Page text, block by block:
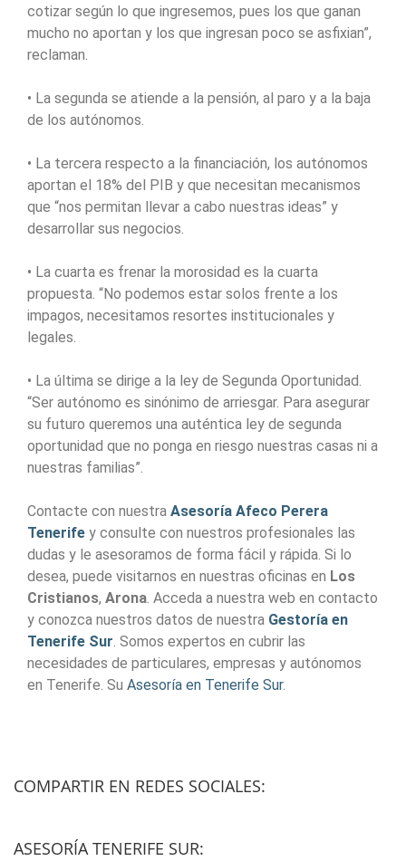
cotizar según lo que ingresemos, pues los que ganan
mucho no aportan y los que ingresan poco se asfixian”,
reclaman.
• La segunda se atiende a la pensión, al paro y a la baja
de los autónomos.
• La tercera respecto a la financiación, los autónomos
aportan el 18% del PIB y que necesitan mecanismos
que “nos permitan llevar a cabo nuestras ideas” y
desarrollar sus negocios.
• La cuarta es frenar la morosidad es la cuarta
propuesta. “No podemos estar solos frente a los
impagos, necesitamos resortes institucionales y
legales.
• La última se dirige a la ley de Segunda Oportunidad.
“Ser autónomo es sinónimo de arriesgar. Para asegurar
su futuro queremos una auténtica ley de segunda
oportunidad que no ponga en riesgo nuestras casas ni a
nuestras familias”.
Contacte con nuestra Asesoría Afeco Perera
Tenerife y consulte con nuestros profesionales las
dudas y le asesoramos de forma fácil y rápida. Si lo
desea, puede visitarnos en nuestras oficinas en Los
Cristianos, Arona. Acceda a nuestra web en contacto
y conozca nuestros datos de nuestra Gestoría en
Tenerife Sur. Somos expertos en cubrir las
necesidades de particulares, empresas y autónomos
en Tenerife. Su Asesoría en Tenerife Sur.
COMPARTIR EN REDES SOCIALES:
ASESORÍA TENERIFE SUR: